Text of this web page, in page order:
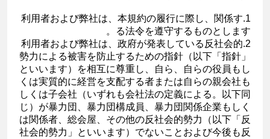
1.利用者および弊社は、本規約の履行に際し、関係す
る法令を遵守するものとします。
2.利用者および弊社は、政府が発表している反社会的
勢力による被害を防止するための指針（以下「指針」
といいます）を相互に尊重し、自ら、自らの役員もし
くは実質的に経営を支配する者または自らの親会社も
しくは子会社（いずれも会社法の定義による。以下同
じ）が暴力団、暴力団構成員、暴力団関係企業もしく
は関係者、総会屋、その他の反社会的勢力（以下「反
社会的勢力」といいます）でないことおよび今後も反